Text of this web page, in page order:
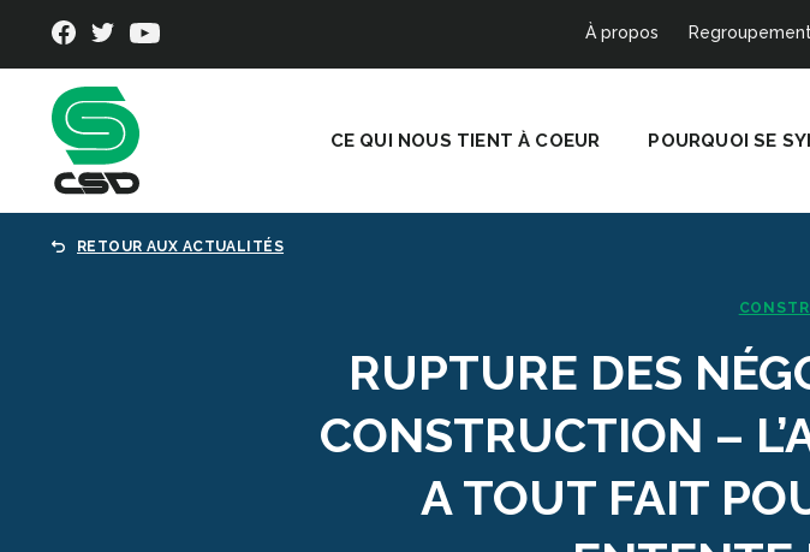
À propos
CE QUI NOUS TIENT À COEUR POURQUOI SE
RETOUR AUX ACTUALITÉS
RUPTURE DES
CONSTRUCTION –
A TOUT FAIT